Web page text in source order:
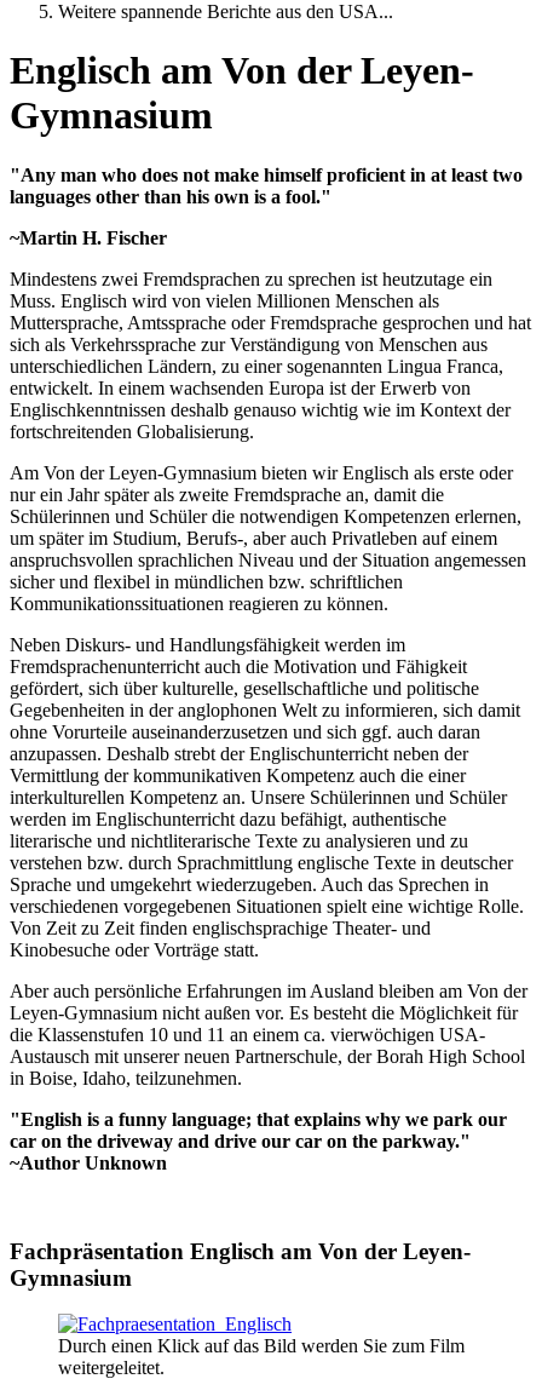
Weitere spannende Berichte aus den USA...
Englisch am Von der Leyen-
Gymnasium
"Any man who does not make himself proficient in at least two
languages other than his own is a fool."
~Martin H. Fischer
Mindestens zwei Fremdsprachen zu sprechen ist heutzutage ein
Muss. Englisch wird von vielen Millionen Menschen als
Muttersprache, Amtssprache oder Fremdsprache gesprochen und hat
sich als Verkehrssprache zur Verständigung von Menschen aus
unterschiedlichen Ländern, zu einer sogenannten Lingua Franca,
entwickelt. In einem wachsenden Europa ist der Erwerb von
Englischkenntnissen deshalb genauso wichtig wie im Kontext der
fortschreitenden Globalisierung.
Am Von der Leyen-Gymnasium bieten wir Englisch als erste oder
nur ein Jahr später als zweite Fremdsprache an, damit die
Schülerinnen und Schüler die notwendigen Kompetenzen erlernen,
um später im Studium, Berufs-, aber auch Privatleben auf einem
anspruchsvollen sprachlichen Niveau und der Situation angemessen
sicher und flexibel in mündlichen bzw. schriftlichen
Kommunikationssituationen reagieren zu können.
Neben Diskurs- und Handlungsfähigkeit werden im
Fremdsprachenunterricht auch die Motivation und Fähigkeit
gefördert, sich über kulturelle, gesellschaftliche und politische
Gegebenheiten in der anglophonen Welt zu informieren, sich damit
ohne Vorurteile auseinanderzusetzen und sich ggf. auch daran
anzupassen. Deshalb strebt der Englischunterricht neben der
Vermittlung der kommunikativen Kompetenz auch die einer
interkulturellen Kompetenz an. Unsere Schülerinnen und Schüler
werden im Englischunterricht dazu befähigt, authentische
literarische und nichtliterarische Texte zu analysieren und zu
verstehen bzw. durch Sprachmittlung englische Texte in deutscher
Sprache und umgekehrt wiederzugeben. Auch das Sprechen in
verschiedenen vorgegebenen Situationen spielt eine wichtige Rolle.
Von Zeit zu Zeit finden englischsprachige Theater- und
Kinobesuche oder Vorträge statt.
Aber auch persönliche Erfahrungen im Ausland bleiben am Von der
Leyen-Gymnasium nicht außen vor. Es besteht die Möglichkeit für
die Klassenstufen 10 und 11 an einem ca. vierwöchigen USA-
Austausch mit unserer neuen Partnerschule, der Borah High School
in Boise, Idaho, teilzunehmen.
"English is a funny language; that explains why we park our
car on the driveway and drive our car on the parkway."
~Author Unknown
Fachpräsentation Englisch am Von der Leyen-
Gymnasium
Durch einen Klick auf das Bild werden Sie zum Film
weitergeleitet.